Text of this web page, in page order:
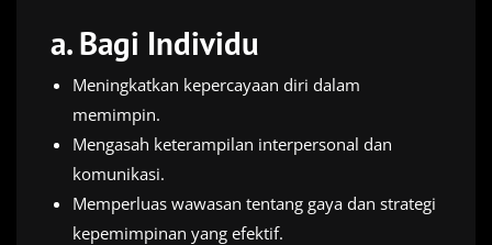
a.Bagi Individu
Meningkatkan kepercayaan diri dalam
memimpin.
Mengasah keterampilan interpersonal dan
komunikasi.
Memperluas wawasan tentang gaya dan strategi
kepemimpinan yang efektif.